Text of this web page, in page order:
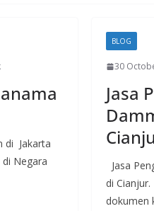
di Jakarta
Negara
BLOG
30
Jasa
Jasa
di
dokumen